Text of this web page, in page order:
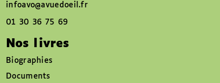
infoavo@avuedoeil.fr
01 30 36 75 69
Nos livres
Biographies
Documents